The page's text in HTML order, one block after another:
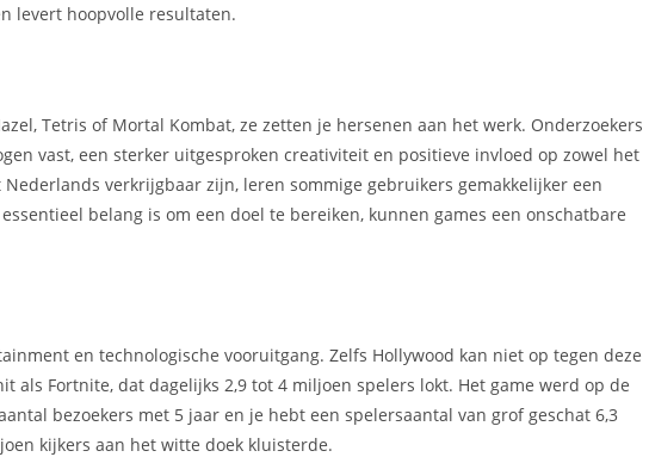
levert hoopvolle resultaten.
Tetris of Mortal Kombat, ze zetten je hersenen aan het werk. Onderzoekers
vast, een sterker uitgesproken creativiteit en positieve invloed op zowel het
verkrijgbaar zijn, leren sommige gebruikers gemakkelijker een
belang is om een doel te bereiken, kunnen games een onschatbare
en technologische vooruitgang. Zelfs Hollywood kan niet op tegen deze
Fortnite, dat dagelijks 2,9 tot 4 miljoen spelers lokt. Het game werd op de
bezoekers met 5 jaar en je hebt een spelersaantal van grof geschat 6,3
kijkers aan het witte doek kluisterde.